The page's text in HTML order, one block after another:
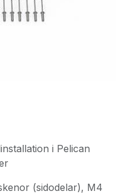
i Pelican
(sidodelar), M4